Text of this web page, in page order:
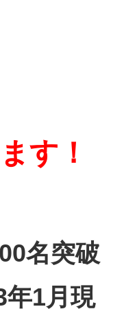
す！
名突破
年1月現